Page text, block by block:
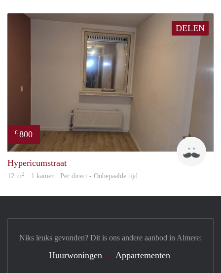
DELEN
€ 800
Hypericumstraat
12 m2 · 1 kamer · Per direct - Onbepaalde tijd
Niks leuks gevonden? Dit is ons andere aanbod in Almere:
Huurwoningen Appartementen